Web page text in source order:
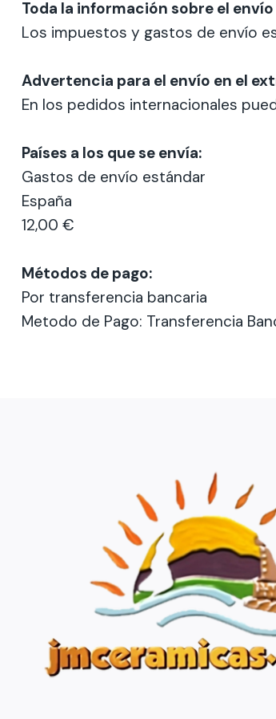
Toda la información sobre el envío
Los impuestos y gastos de envío
Advertencia para el envío en el
En los pedidos internacionales
Países a los que se envía:
Gastos de envío estándar
España
12,00 €
Métodos de pago:
Por transferencia bancaria
Metodo de Pago: Transferencia